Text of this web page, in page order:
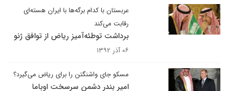
عربستان با کدام برگه‌ها با ایران هسته‌ای
رقابت می‌کند
برداشت توطئه‌آمیز ریاض از توافق ژنو
۰۶ آذر ۱۳۹۲
مسکو جای واشنگتن را برای ریاض می‌گیرد؟
امیر بندر دشمن سرسخت اوباما